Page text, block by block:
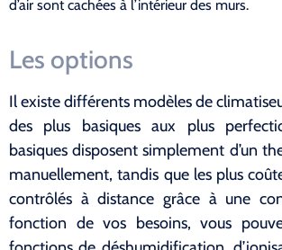
d’air sont cachées à l’intérieur des murs.
Les options
Il existe différents modèles de
des plus basiques aux plus
basiques disposent simplement d’un
manuellement, tandis que les plus
contrôlés à distance grâce à une
fonction de vos besoins, vous